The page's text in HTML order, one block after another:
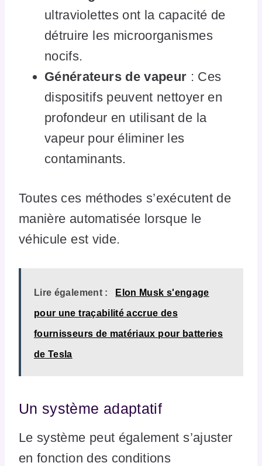
ultraviolettes ont la capacité de
détruire les microorganismes
nocifs.
Générateurs de vapeur : Ces
dispositifs peuvent nettoyer en
profondeur en utilisant de la
vapeur pour éliminer les
contaminants.
Toutes ces méthodes s’exécutent de
manière automatisée lorsque le
véhicule est vide.
Lire également : Elon Musk s'engage
pour une traçabilité accrue des
fournisseurs de matériaux pour batteries
de Tesla
Un système adaptatif
Le système peut également s’ajuster
en fonction des conditions